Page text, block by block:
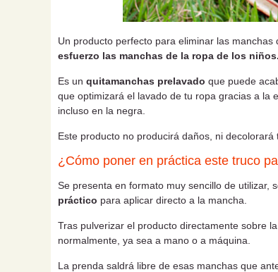
Un producto perfecto para eliminar las
esfuerzo las manchas de la ropa de los niños.
Es un quitamanchas prelavado que puede
que optimizará el lavado de tu ropa gracias a la
incluso en la negra.
Este producto no producirá daños, ni decolorará
¿Cómo poner en práctica este truco
Se presenta en formato muy sencillo de utilizar,
práctico para aplicar directo a la mancha.
Tras pulverizar el producto directamente sobre
normalmente, ya sea a mano o a máquina.
La prenda saldrá libre de esas manchas que